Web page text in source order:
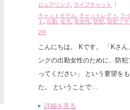
ピュアリンク
ライブチャット
チャットモデル チャットレディ
ラ
ト
出勤 在宅 安全性 防犯
防犯ブザ
2件
こんにちは。 Kです。 「Kさん
ンクの出勤女性のために、防犯
ってください」 という要望を
た。 ということで…
詳細を見る